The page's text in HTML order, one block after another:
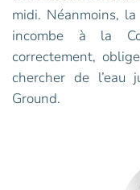
midi. Néanmoins,
incombe à la
correctement,
chercher de l’eau
Ground.